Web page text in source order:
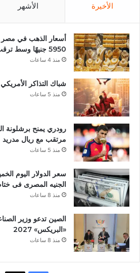
الأخيرة الأشهر
5950 جنيهًا وسط ترقب لتحركات السوق
منذ 4 ساعات
شباك التذاكر الأمريكي يسجل 6.2
منذ 5 ساعات
رودري يمنح برشلونة
مرتقب مع ريال مدريد
منذ 5 ساعات
الجنيه المصرى فى
منذ 8 ساعات
الصين تدعو وزير
«البريكس» 2027
منذ 8 ساعات